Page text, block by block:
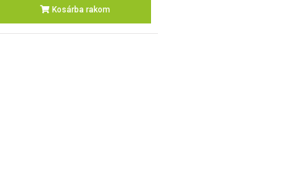
Kosárba rakom